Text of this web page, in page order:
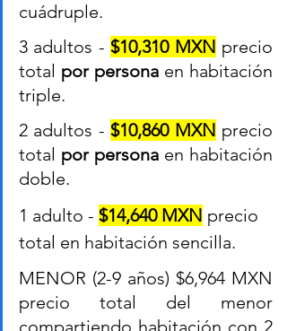
cuádruple.
3 adultos - $10,310 MXN precio
total por persona en habitación
triple.
2 adultos - $10,860 MXN precio
total por persona en habitación
doble.
1 adulto - $14,640 MXN precio
total en habitación sencilla.
MENOR (2-9 años) $6,964 MXN
precio total del menor